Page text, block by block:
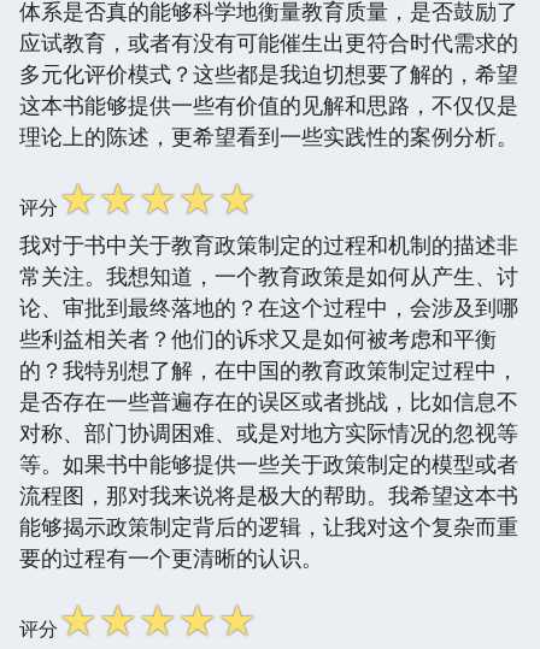
体系是否真的能够科学地衡量教育质量，是否鼓励了
应试教育，或者有没有可能催生出更符合时代需求的
多元化评价模式？这些都是我迫切想要了解的，希望
这本书能够提供一些有价值的见解和思路，不仅仅是
理论上的陈述，更希望看到一些实践性的案例分析。
评分☆☆☆☆☆
我对于书中关于教育政策制定的过程和机制的描述非
常关注。我想知道，一个教育政策是如何从产生、讨
论、审批到最终落地的？在这个过程中，会涉及到哪
些利益相关者？他们的诉求又是如何被考虑和平衡
的？我特别想了解，在中国的教育政策制定过程中，
是否存在一些普遍存在的误区或者挑战，比如信息不
对称、部门协调困难、或是对地方实际情况的忽视等
等。如果书中能够提供一些关于政策制定的模型或者
流程图，那对我来说将是极大的帮助。我希望这本书
能够揭示政策制定背后的逻辑，让我对这个复杂而重
要的过程有一个更清晰的认识。
评分☆☆☆☆☆